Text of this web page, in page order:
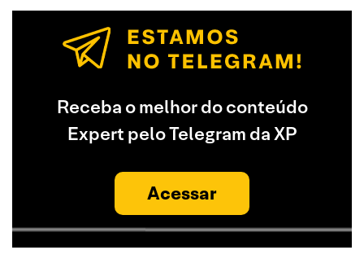
Receba o melhor do conteúdo
Expert pelo Telegram da XP
Acessar